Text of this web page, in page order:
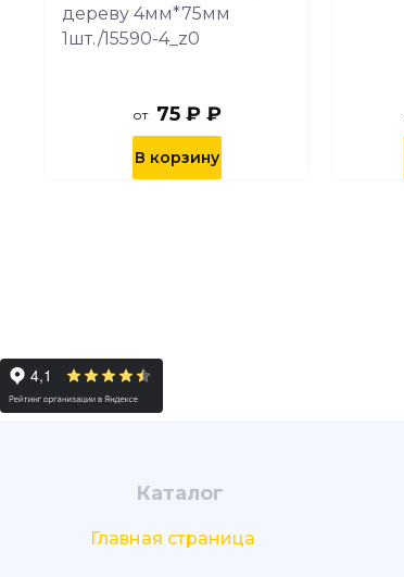
дереву 4мм*75мм
1шт./15590-4_z0
от 75 ₽ ₽
В корзину
Каталог
Главная страница